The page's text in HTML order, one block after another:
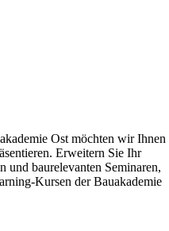
Ost möchten wir Ihnen
Erweitern Sie Ihr
und baurelevanten Seminaren,
Kursen der Bauakademie